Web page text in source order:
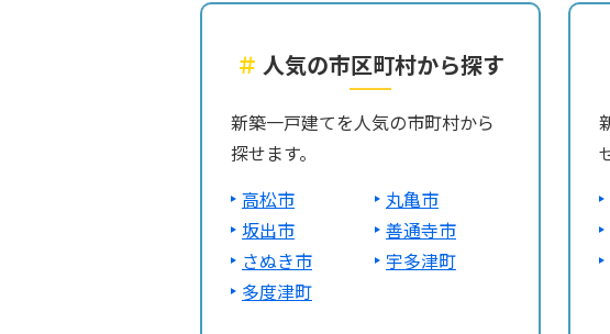
＃ 人気の市区町村から探す
新築一戸建てを人気の市町村から
探せます。
高松市
丸亀市
坂出市
善通寺市
さぬき市
宇多津町
多度津町